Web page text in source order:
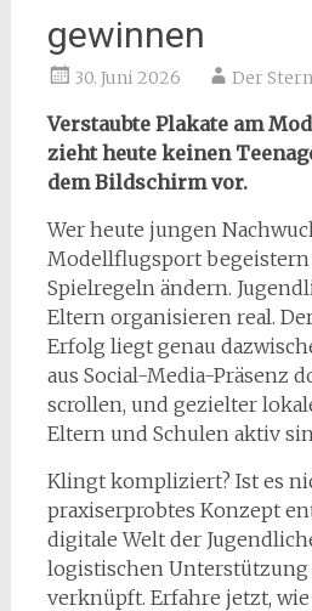
gewinnen
30. Juni 2026 Der
Verstaubte Plakate am
zieht heute keinen
dem Bildschirm vor.
Wer heute jungen
Modellflugsport begeistern
Spielregeln ändern.
Eltern organisieren real.
Erfolg liegt genau
aus Social-Media-Präsenz
scrollen, und gezielter
Eltern und Schulen aktiv
Klingt kompliziert? Ist es
praxiserprobtes Konzept
digitale Welt der
logistischen
verknüpft. Erfahre jetzt,